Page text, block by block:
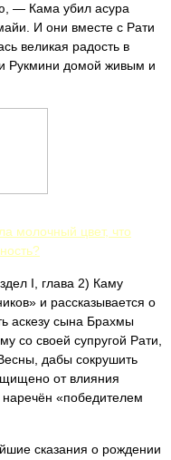
— Кама убил асура
И они вместе с Рати
великая радость в
Рукмини домой живым и
молочный цвет, что
I, глава 2) Каму
и рассказывается о
аскезу сына Брахмы
со своей супругой Рати,
дабы сокрушить
от влияния
«победителем
сказания о рождении